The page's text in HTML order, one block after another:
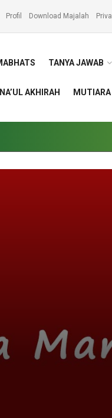
Profil Download Majalah
TANYA JAWAB
AKHIRAH MUTIARA